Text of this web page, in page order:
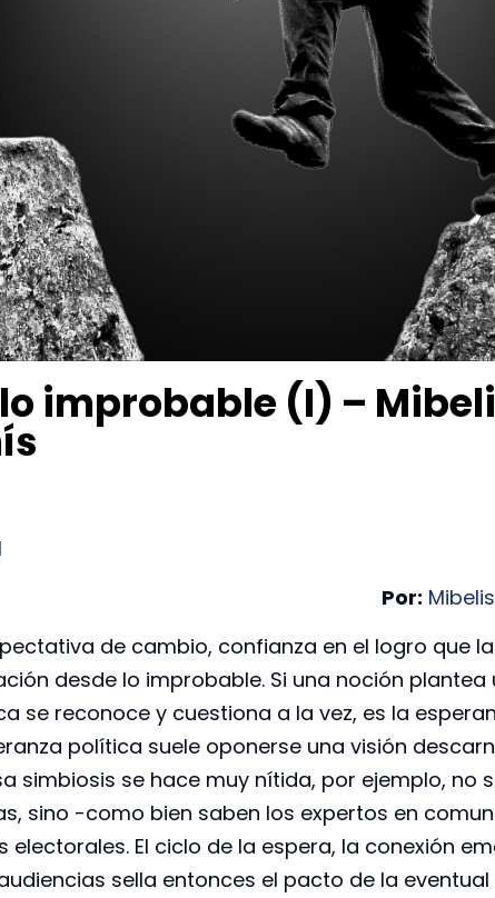
improbable (I) –
Por:
de cambio, confianza en el logro que
desde lo improbable. Si una noción plantea
se reconoce y cuestiona a la vez, es la
política suele oponerse una visión
simbiosis se hace muy nítida, por ejemplo, no
sino -como bien saben los expertos en
El ciclo de la espera, la conexión
sella entonces el pacto de la eventual